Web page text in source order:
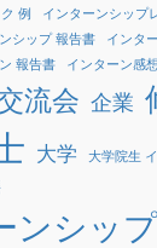
例
インターンシップ
シップ 報告書
インタ
報告書 インターン感想
流会 企業
大学 大学院生
ンシップ